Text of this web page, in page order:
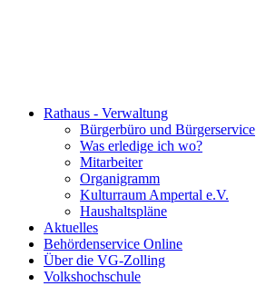
Rathaus - Verwaltung
Bürgerbüro und Bürgerservice
Was erledige ich wo?
Mitarbeiter
Organigramm
Kulturraum Ampertal e.V.
Haushaltspläne
Aktuelles
Behördenservice Online
Über die VG-Zolling
Volkshochschule